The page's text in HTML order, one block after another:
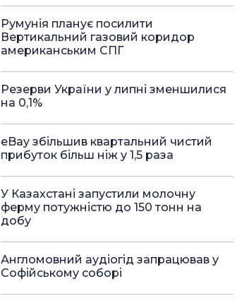
Румунія планує посилити
Вертикальний газовий коридор
американським СПГ
Резерви України у липні зменшилися
на 0,1%
eBay збільшив квартальний чистий
прибуток більш ніж у 1,5 раза
У Казахстані запустили молочну
ферму потужністю до 150 тонн на
добу
Англомовний аудіогід запрацював у
Софійському соборі